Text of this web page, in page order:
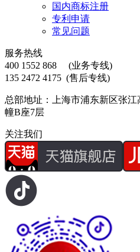
国内商标注册
专利申请
常见问题
服务热线
400 1552 868
(业务专线)
135 2472 4175 (售后专线)
总部地址：上海市浦东新区张
幢B座7层
关注我们